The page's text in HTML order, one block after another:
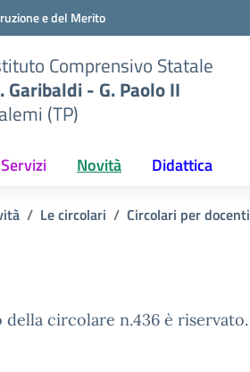
e del Merito
Comprensivo Statale
Garibaldi - G. Paolo II
(TP)
Servizi Novità Didattica
Le circolari Circolari per docenti
circolare n.436 è riservato.